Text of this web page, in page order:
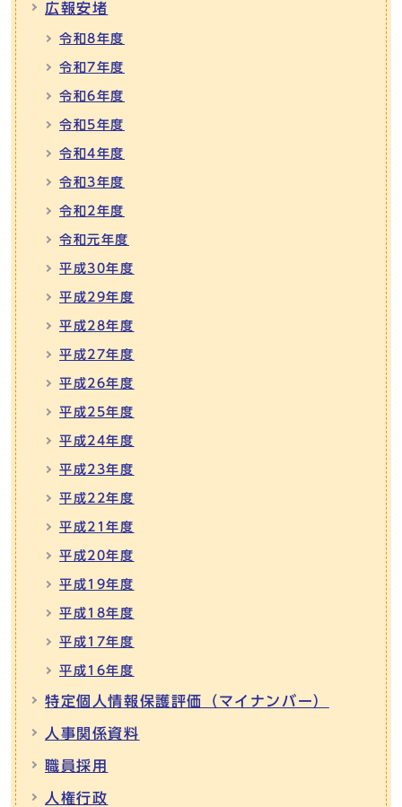
広報安堵
令和8年度
令和7年度
令和6年度
令和5年度
令和4年度
令和3年度
令和2年度
令和元年度
平成30年度
平成29年度
平成28年度
平成27年度
平成26年度
平成25年度
平成24年度
平成23年度
平成22年度
平成21年度
平成20年度
平成19年度
平成18年度
平成17年度
平成16年度
特定個人情報保護評価（マイナンバー）
人事関係資料
職員採用
人権行政